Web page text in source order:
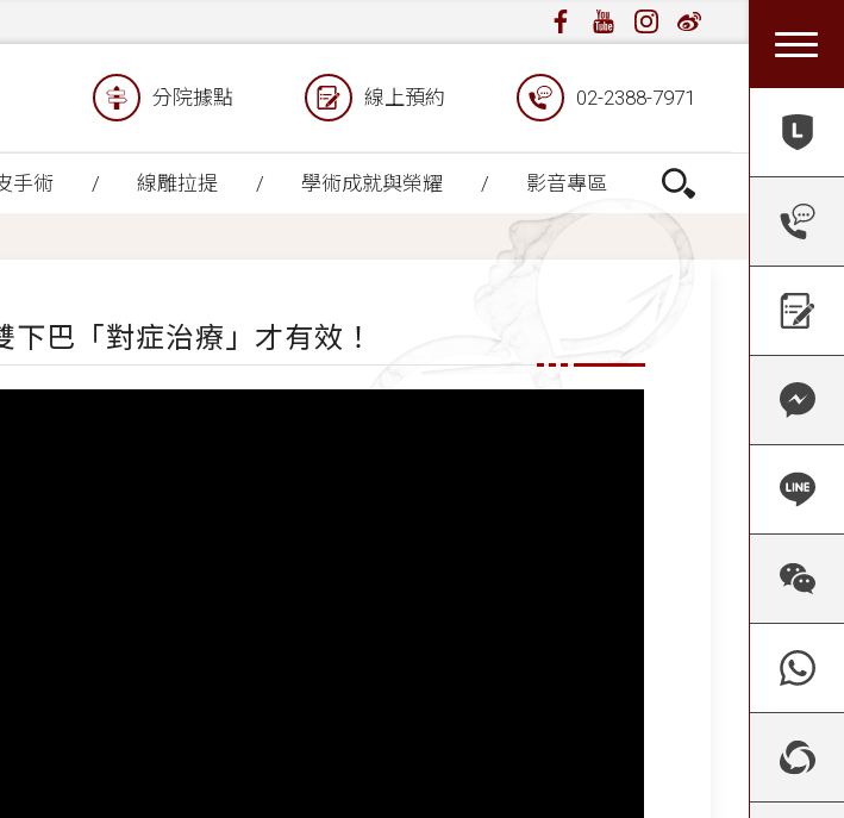
分院據點 線上預約 02-2388-7971
手術 線雕拉提 學術成就與榮耀 影音專區
巴「對症治療」才有效！